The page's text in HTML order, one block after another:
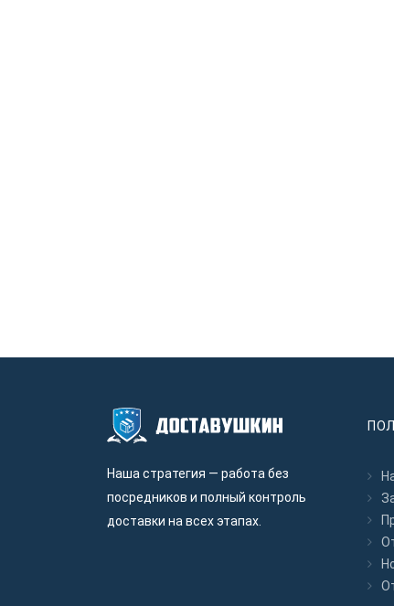
Наша стратегия — работа без
посредников и полный контроль
доставки на всех этапах.